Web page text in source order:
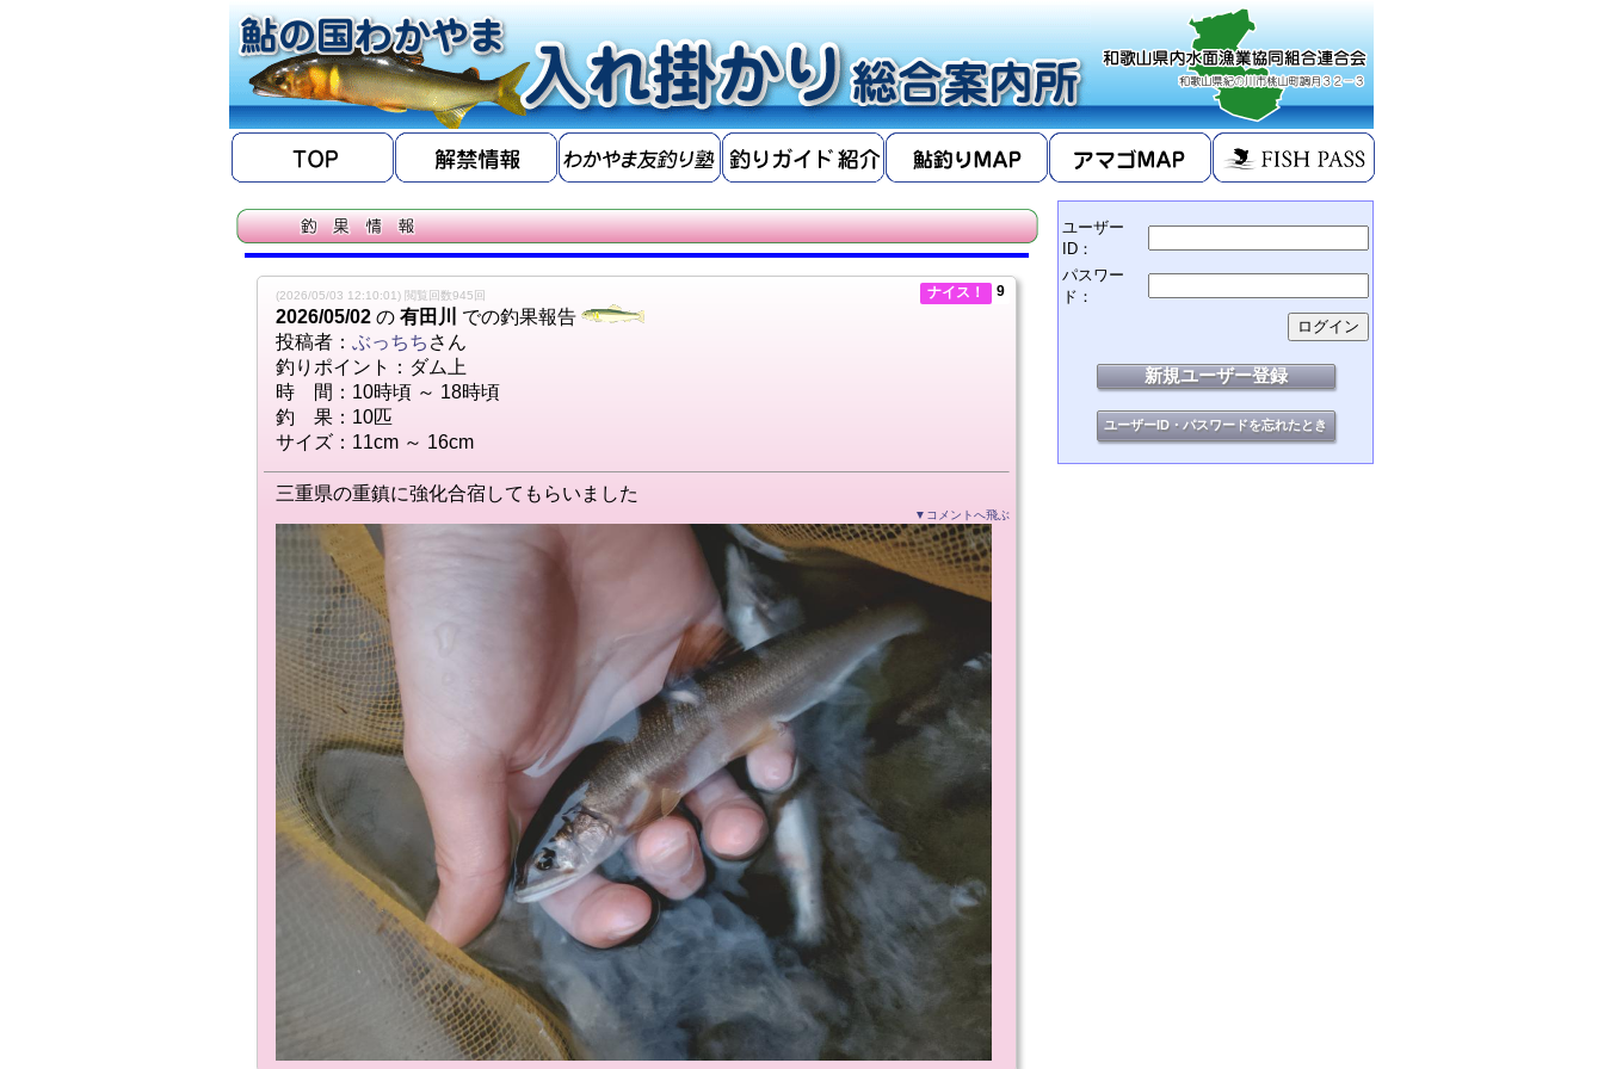
(2026/05/03 12:10:01) 閲覧回数945回
2026/05/02 の 有田川
での釣果報告
投稿者： ぶっちち さん
釣りポイント：ダム上
時 間：10時頃 ～ 18時頃
釣 果：10匹
サイズ：11cm ～ 16cm
ナイス！ 9
三重県の重鎮に強化合宿してもらいました
▼コメントへ飛ぶ
ユーザー
ID：
パスワー
ド：
新規ユーザー登録
ユーザーID・パスワードを忘れたとき